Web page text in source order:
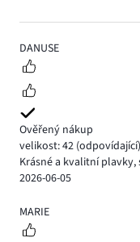
5
DANUSE
Ověřený nákup
velikost: 42 (odpovídající)
Krásné a kvalitní
2026-06-05
5
MARIE